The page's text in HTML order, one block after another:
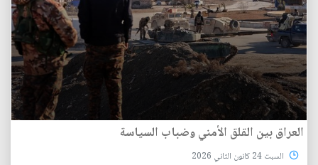
العراق بين القلق الأمني وضباب السياسة
السبت 24 كانون الثاني 2026